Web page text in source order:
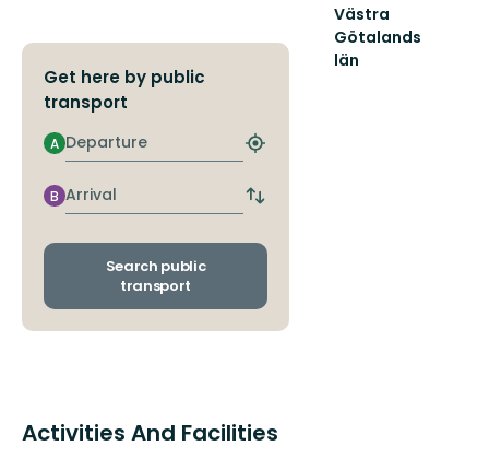
Get here by public
transport
Departure
A
Find
stop
Arrival
B
Switch
and
Search public
transport
Activities And Facilities
Västra
Götalands
län